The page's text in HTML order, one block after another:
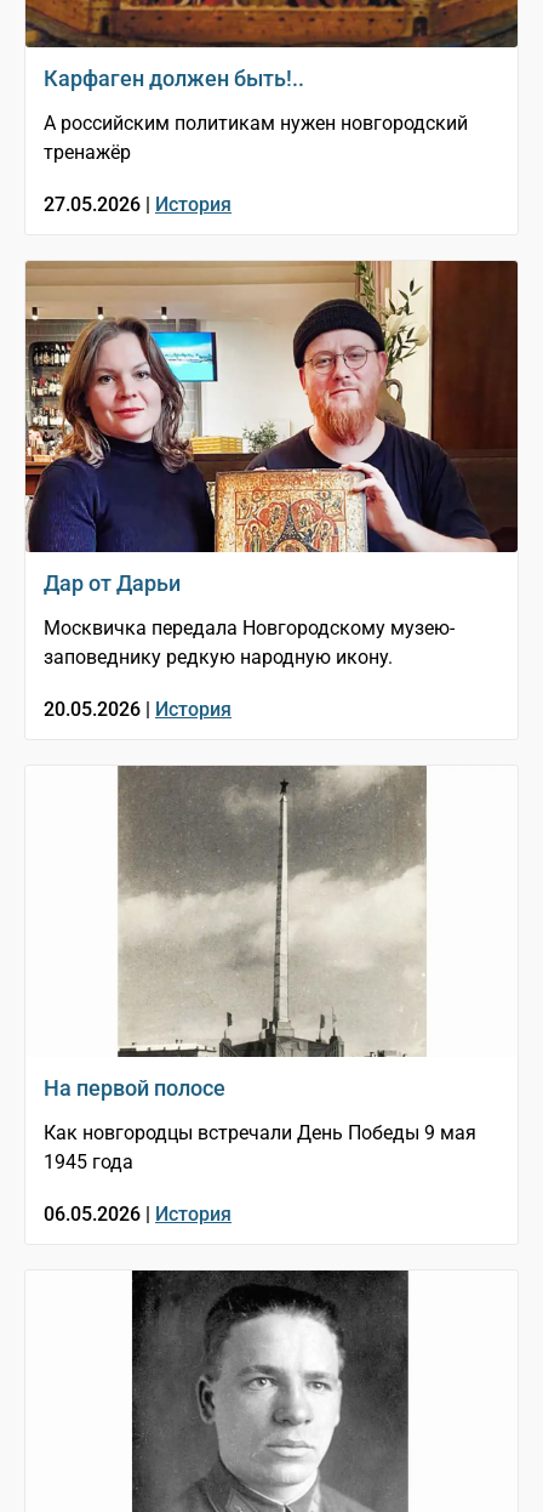
Карфаген должен быть!..
А российским политикам нужен новгородский
тренажёр
27.05.2026 | История
Дар от Дарьи
Москвичка передала Новгородскому музею-
заповеднику редкую народную икону.
20.05.2026 | История
На первой полосе
Как новгородцы встречали День Победы 9 мая
1945 года
06.05.2026 | История